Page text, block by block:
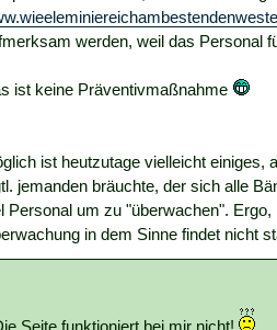
werden, weil das Personal
ist keine Präventivmaßnahme
ist heutzutage vielleicht einiges,
jemanden bräuchte, der sich alle
Personal um zu "überwachen".
in dem Sinne findet nicht